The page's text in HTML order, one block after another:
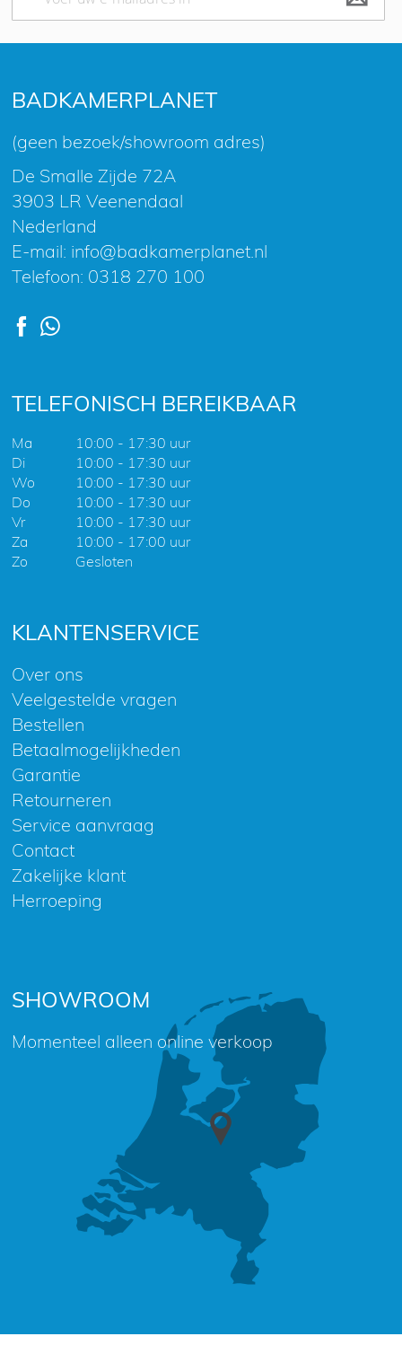
BADKAMERPLANET
(geen bezoek/showroom adres)
De Smalle Zijde 72A
3903 LR Veenendaal
Nederland
E-mail: info@badkamerplanet.nl
Telefoon: 0318 270 100
TELEFONISCH BEREIKBAAR
Ma
10:00 - 17:30 uur
Di
10:00 - 17:30 uur
Wo
10:00 - 17:30 uur
Do
10:00 - 17:30 uur
Vr
10:00 - 17:30 uur
Za
10:00 - 17:00 uur
Zo
Gesloten
KLANTENSERVICE
Over ons
Veelgestelde vragen
Bestellen
Betaalmogelijkheden
Garantie
Retourneren
Service aanvraag
Contact
Zakelijke klant
Herroeping
SHOWROOM
Momenteel alleen online verkoop
op
nieuwsbrief